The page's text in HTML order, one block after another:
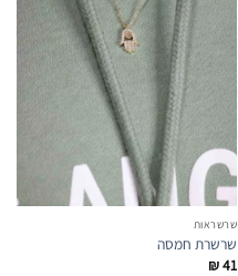
שרשראות
שרשרת חמסה
₪41